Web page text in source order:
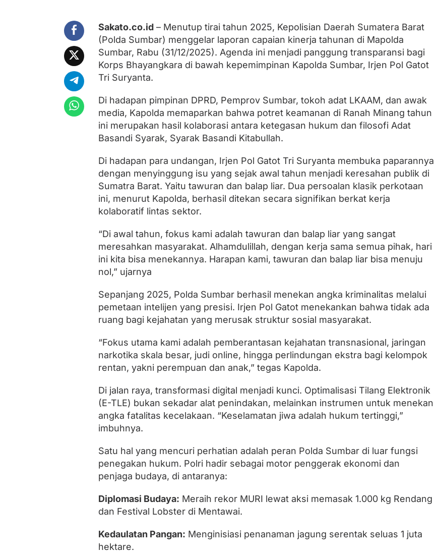
u
k
n
K
e
t
g
a
a
n
k
u
m
a
n
a
r
a
L
k
a
Sakato.co.id– Menutup tirai tahun 2025, Kepolisian Daerah Sumatera Barat
(Polda Sumbar) menggelar laporan capaian kinerja tahunan di Mapolda
Sumbar, Rabu (31/12/2025). Agenda ini menjadi panggung transparansi bagi
Korps Bhayangkara di bawah kepemimpinan Kapolda Sumbar, Irjen Pol Gatot
Tri Suryanta.
Di hadapan pimpinan DPRD, Pemprov Sumbar, tokoh adat LKAAM, dan awak
media, Kapolda memaparkan bahwa potret keamanan di Ranah Minang tahun
ini merupakan hasil kolaborasi antara ketegasan hukum dan filosofi Adat
Basandi Syarak, Syarak Basandi Kitabullah.
Di hadapan para undangan, Irjen Pol Gatot Tri Suryanta membuka paparannya
dengan menyinggung isu yang sejak awal tahun menjadi keresahan publik di
Sumatra Barat. Yaitu tawuran dan balap liar. Dua persoalan klasik perkotaan
ini, menurut Kapolda, berhasil ditekan secara signifikan berkat kerja
kolaboratif lintas sektor.
“Di awal tahun, fokus kami adalah tawuran dan balap liar yang sangat
meresahkan masyarakat. Alhamdulillah, dengan kerja sama semua pihak, hari
ini kita bisa menekannya. Harapan kami, tawuran dan balap liar bisa menuju
nol,” ujarnya
Sepanjang 2025, Polda Sumbar berhasil menekan angka kriminalitas melalui
pemetaan intelijen yang presisi. Irjen Pol Gatot menekankan bahwa tidak ada
ruang bagi kejahatan yang merusak struktur sosial masyarakat.
“Fokus utama kami adalah pemberantasan kejahatan transnasional, jaringan
narkotika skala besar, judi online, hingga perlindungan ekstra bagi kelompok
rentan, yakni perempuan dan anak,” tegas Kapolda.
Di jalan raya, transformasi digital menjadi kunci. Optimalisasi Tilang Elektronik
(E-TLE) bukan sekadar alat penindakan, melainkan instrumen untuk menekan
angka fatalitas kecelakaan. “Keselamatan jiwa adalah hukum tertinggi,”
imbuhnya.
Satu hal yang mencuri perhatian adalah peran Polda Sumbar di luar fungsi
penegakan hukum. Polri hadir sebagai motor penggerak ekonomi dan
penjaga budaya, di antaranya:
Diplomasi Budaya: Meraih rekor MURI lewat aksi memasak 1.000 kg Rendang
dan Festival Lobster di Mentawai.
Kedaulatan Pangan: Menginisiasi penanaman jagung serentak seluas 1 juta
hektare.
Lantik Ketua DPW dan DPD, Zulhas
Minta Kader PAN Sumbar Kompak